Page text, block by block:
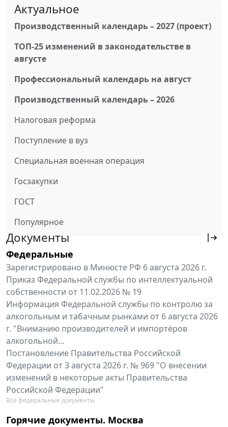
Актуальное
Производственный календарь – 2027 (проект)
ТОП-25 изменений в законодательстве в
августе
Профессиональный календарь на август
Производственный календарь – 2026
Налоговая реформа
Поступление в вуз
Специальная военная операция
Госзакупки
ГОСТ
Популярное
Документы
Федеральные
Зарегистрировано в Минюсте РФ 6 августа 2026 г.
Приказ Федеральной службы по интеллектуальной
собственности от 11.02.2026 № 19
Информация Федеральной службы по контролю за
алкогольным и табачным рынками от 6 августа 2026
г. "Вниманию производителей и импортёров
алкогольной...
Постановление Правительства Российской
Федерации от 3 августа 2026 г. № 969 "О внесении
изменений в некоторые акты Правительства
Российской Федерации"
Все федеральные документы
Горячие документы. Москва